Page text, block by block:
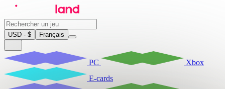
USD - $ Français
PC
Xbox
E-cards